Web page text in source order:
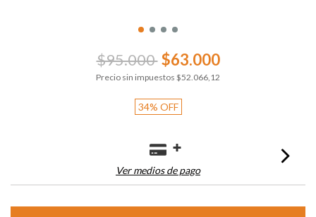
$95.000 $63.000
Precio sin impuestos $52.066,12
34% OFF
Ver medios de pago